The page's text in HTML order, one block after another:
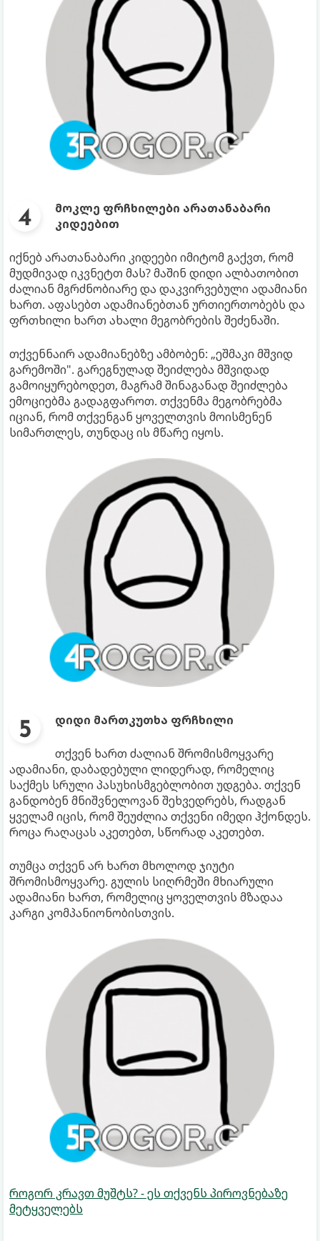
მოკლე ფრჩხილები არათანაბარი
კიდეებით
იქნებ არათანაბარი კიდეები იმიტომ გაქვთ, რომ
მუდმივად იკვნეტთ მას? მაშინ დიდი ალბათობით
ძალიან მგრძნობიარე და დაკვირვებული ადამიანი
ხართ. აფასებთ ადამიანებთან ურთიერთობებს და
ფრთხილი ხართ ახალი მეგობრების შეძენაში.
თქვენნაირ ადამიანებზე ამბობენ: „ეშმაკი მშვიდ
გარემოში". გარეგნულად შეიძლება მშვიდად
გამოიყურებოდეთ, მაგრამ შინაგანად შეიძლება
ემოციებმა გადაგფაროთ. თქვენმა მეგობრებმა
იციან, რომ თქვენგან ყოველთვის მოისმენენ
სიმართლეს, თუნდაც ის მწარე იყოს.
დიდი მართკუთხა ფრჩხილი
თქვენ ხართ ძალიან შრომისმოყვარე
ადამიანი, დაბადებული ლიდერად, რომელიც
საქმეს სრული პასუხისმგებლობით უდგება. თქვენ
განდობენ მნიშვნელოვან შეხვედრებს, რადგან
ყველამ იცის, რომ შეუძლია თქვენი იმედი ჰქონდეს.
როცა რაღაცას აკეთებთ, სწორად აკეთებთ.
თუმცა თქვენ არ ხართ მხოლოდ ჯიუტი
შრომისმოყვარე. გულის სიღრმეში მხიარული
ადამიანი ხართ, რომელიც ყოველთვის მზადაა
კარგი კომპანიონობისთვის.
როგორ კრავთ მუშტს? - ეს თქვენს პიროვნებაზე
მეტყველებს